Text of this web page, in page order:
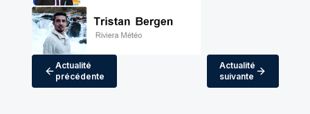
Actualité
précédente
Actualité
suivante